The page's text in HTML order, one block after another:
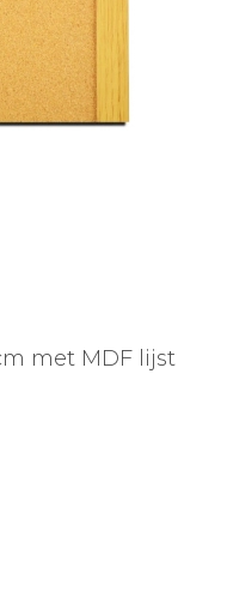
met MDF lijst